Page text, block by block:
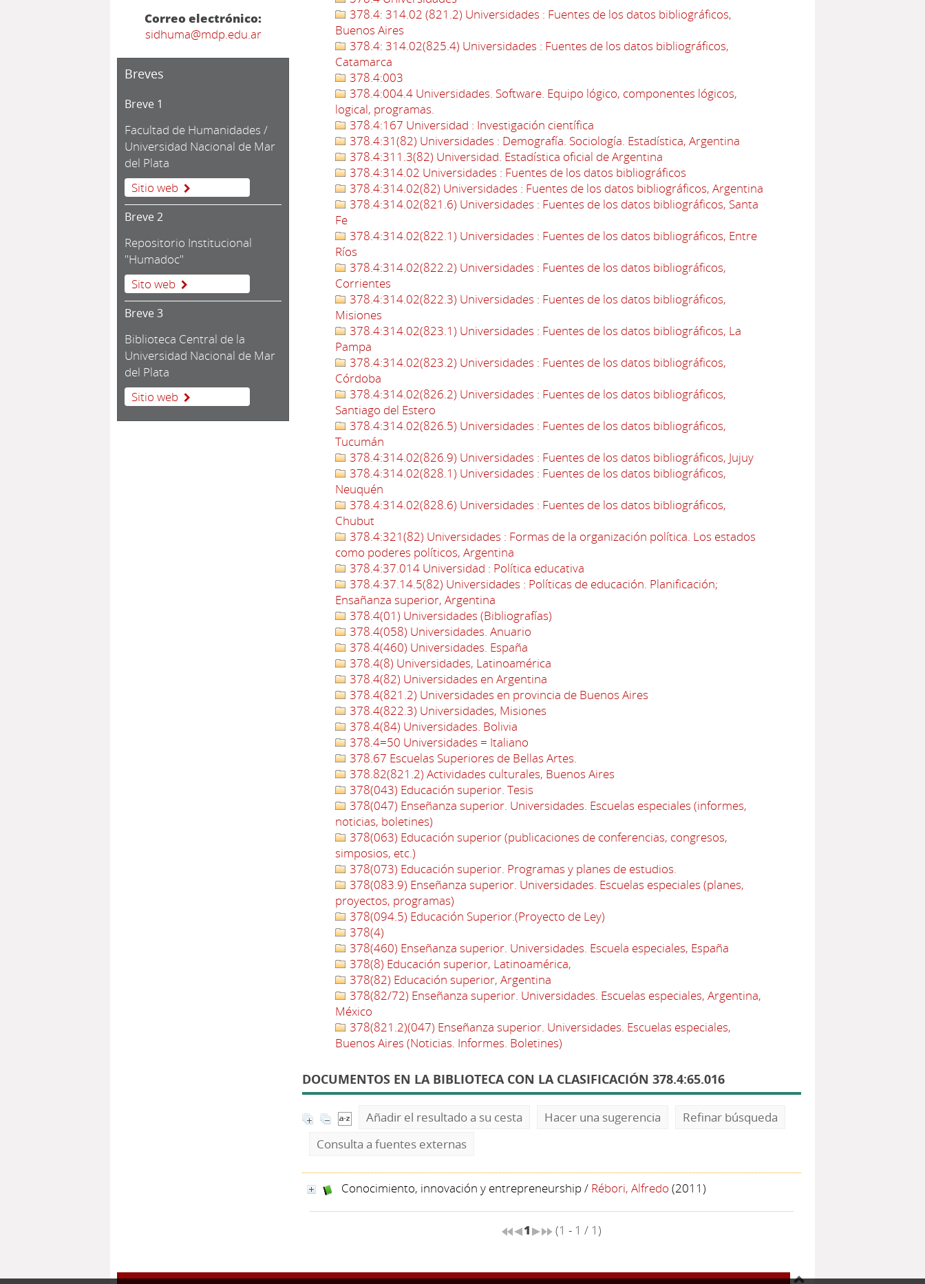
378.4: 314.02 (821.2) Universidades : Fuentes de los datos bibliográficos,
Buenos Aires
378.4: 314.02(825.4) Universidades : Fuentes de los datos bibliográficos,
Catamarca
378.4:003
378.4:004.4 Universidades. Software. Equipo lógico, componentes lógicos,
logical, programas.
378.4:167 Universidad : Investigación científica
378.4:31(82) Universidades : Demografía. Sociología. Estadística, Argentina
378.4:311.3(82) Universidad. Estadística oficial de Argentina
378.4:314.02 Universidades : Fuentes de los datos bibliográficos
378.4:314.02(82) Universidades : Fuentes de los datos bibliográficos, Argentina
378.4:314.02(821.6) Universidades : Fuentes de los datos bibliográficos, Santa
Fe
378.4:314.02(822.1) Universidades : Fuentes de los datos bibliográficos, Entre
Ríos
378.4:314.02(822.2) Universidades : Fuentes de los datos bibliográficos,
Corrientes
378.4:314.02(822.3) Universidades : Fuentes de los datos bibliográficos,
Misiones
378.4:314.02(823.1) Universidades : Fuentes de los datos bibliográficos, La
Pampa
378.4:314.02(823.2) Universidades : Fuentes de los datos bibliográficos,
Córdoba
378.4:314.02(826.2) Universidades : Fuentes de los datos bibliográficos,
Santiago del Estero
378.4:314.02(826.5) Universidades : Fuentes de los datos bibliográficos,
Tucumán
378.4:314.02(826.9) Universidades : Fuentes de los datos bibliográficos, Jujuy
378.4:314.02(828.1) Universidades : Fuentes de los datos bibliográficos,
Neuquén
378.4:314.02(828.6) Universidades : Fuentes de los datos bibliográficos,
Chubut
378.4:321(82) Universidades : Formas de la organización política. Los estados
como poderes políticos, Argentina
378.4:37.014 Universidad : Política educativa
378.4:37.14.5(82) Universidades : Políticas de educación. Planificación;
Ensañanza superior, Argentina
378.4(01) Universidades (Bibliografías)
378.4(058) Universidades. Anuario
378.4(460) Universidades. España
378.4(8) Universidades, Latinoamérica
378.4(82) Universidades en Argentina
378.4(821.2) Universidades en provincia de Buenos Aires
378.4(822.3) Universidades, Misiones
378.4(84) Universidades. Bolivia
378.4=50 Universidades = Italiano
378.67 Escuelas Superiores de Bellas Artes.
378.82(821.2) Actividades culturales, Buenos Aires
378(043) Educación superior. Tesis
378(047) Enseñanza superior. Universidades. Escuelas especiales (informes,
noticias, boletines)
378(063) Educación superior (publicaciones de conferencias, congresos,
simposios, etc.)
378(073) Educación superior. Programas y planes de estudios.
378(083.9) Enseñanza superior. Universidades. Escuelas especiales (planes,
proyectos, programas)
378(094.5) Educación Superior.(Proyecto de Ley)
378(4)
378(460) Enseñanza superior. Universidades. Escuela especiales, España
378(8) Educación superior, Latinoamérica,
378(82) Educación superior, Argentina
378(82/72) Enseñanza superior. Universidades. Escuelas especiales, Argentina,
México
378(821.2)(047) Enseñanza superior. Universidades. Escuelas especiales,
Buenos Aires (Noticias. Informes. Boletines)
DOCUMENTOS EN LA BIBLIOTECA CON LA CLASIFICACIÓN 378.4:65.016
Añadir el resultado a su cesta Hacer una sugerencia
Refinar búsqueda
Consulta a fuentes externas
Conocimiento, innovación y entrepreneurship/ Rébori, Alfredo (2011)
1 (1 - 1 / 1)
Correo electrónico:
sidhuma@mdp.edu.ar
Breves
Breve 1
Facultad de Humanidades /
Universidad Nacional de Mar
del Plata
Sitio web
Breve 2
Repositorio Institucional
"Humadoc"
Sito web
Breve 3
Biblioteca Central de la
Universidad Nacional de Mar
del Plata
Sitio web